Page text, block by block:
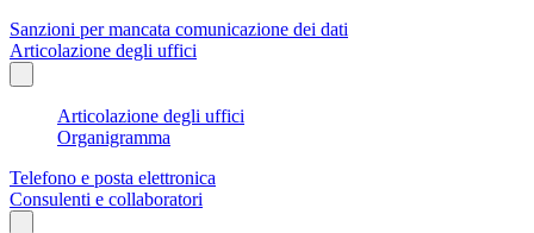
Sanzioni per mancata comunicazione dei dati
Articolazione degli uffici
Articolazione degli uffici
Organigramma
Telefono e posta elettronica
Consulenti e collaboratori